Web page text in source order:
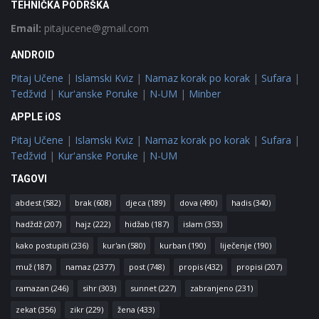
TEHNIČKA PODRŠKA
Email: pitajucene@gmail.com
ANDROID
Pitaj Učene | Islamski Kviz | Namaz korak po korak | Sufara |
Tedžvid | Kur'anske Poruke | N-UM | Minber
APPLE iOS
Pitaj Učene | Islamski Kviz | Namaz korak po korak | Sufara |
Tedžvid | Kur'anske Poruke | N-UM
TAGOVI
abdest (582) brak (608) djeca (189) dova (490) hadis (340)
hadždž (207) hajz (222) hidžab (187) islam (353)
kako postupiti (236) kur'an (580) kurban (190) liječenje (190)
muž (187) namaz (2377) post (748) propis (432) propisi (207)
ramazan (246) sihr (303) sunnet (227) zabranjeno (231)
zekat (356) zikr (229) žena (433)